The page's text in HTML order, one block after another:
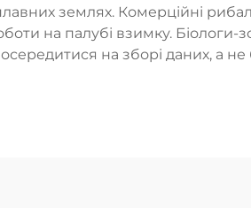
землях. Комерційні
на палубі взимку. Біологи-
на зборі даних, а